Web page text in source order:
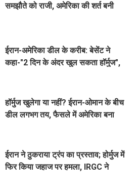
समझौते को राजी, अमेरिका की शर्त बनी
ईरान-अमेरिका डील के करीब: बेसेंट ने
कहा-"2 दिन के अंदर खुल सकता हॉर्मुज",
हॉर्मुज खुलेगा या नहीं? ईरान-ओमान के बीच
डील लगभग तय, फैसले में अमेरिका बना
ईरान ने ठुकराया ट्रंप का प्रस्ताव; होर्मुज में
फिर किया जहाज पर हमला, IRGC ने